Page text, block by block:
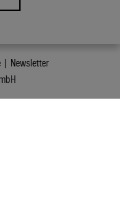
| Newsletter